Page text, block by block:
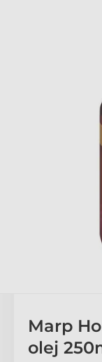
Marp
olej